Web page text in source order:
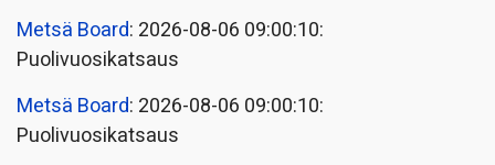
Metsä Board: 2026-08-06 09:00:10:
Puolivuosikatsaus
Metsä Board: 2026-08-06 09:00:10:
Puolivuosikatsaus